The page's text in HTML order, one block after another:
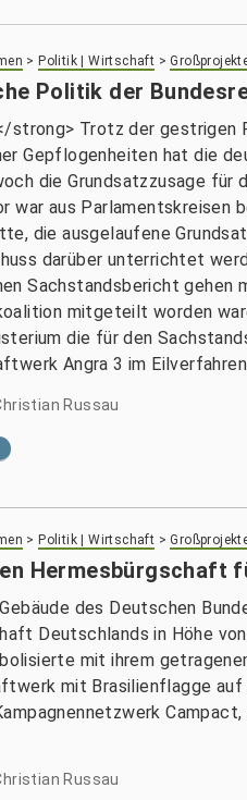
> Politik | Wirtschaft >
Politik der
strong> Trotz der gestrigen
Gepflogenheiten hat die
die Grundsatzzusage für
war aus Parlamentskreisen
die ausgelaufene
darüber unterrichtet
Sachstandsbericht gehen
mitgeteilt worden
die für den
Angra 3 im
Russau
> Politik | Wirtschaft >
Hermesbürgschaft
des Deutschen
Deutschlands in Höhe
mit ihrem
mit Brasilienflagge
Russau